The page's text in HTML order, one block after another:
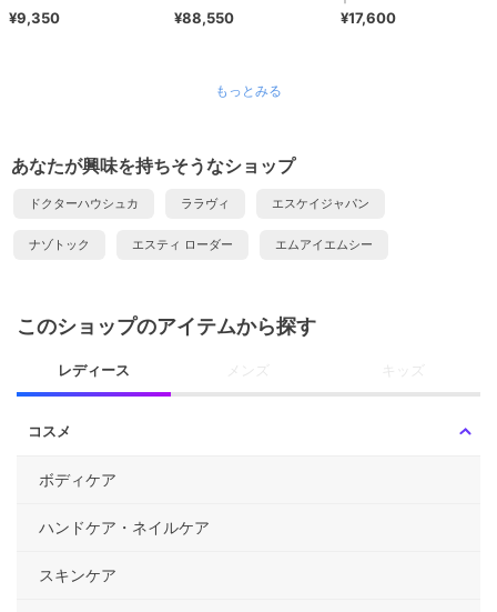
¥9,350 ¥88,550 ¥17,600
もっとみる
あなたが興味を持ちそうなショップ
ドクターハウシュカ ララヴィ エスケイジャパン
ナゾトック エスティ ローダー エムアイエムシー
このショップのアイテムから探す
レディース メンズ キッズ
コスメ
ボディケア
ハンドケア・ネイルケア
スキンケア